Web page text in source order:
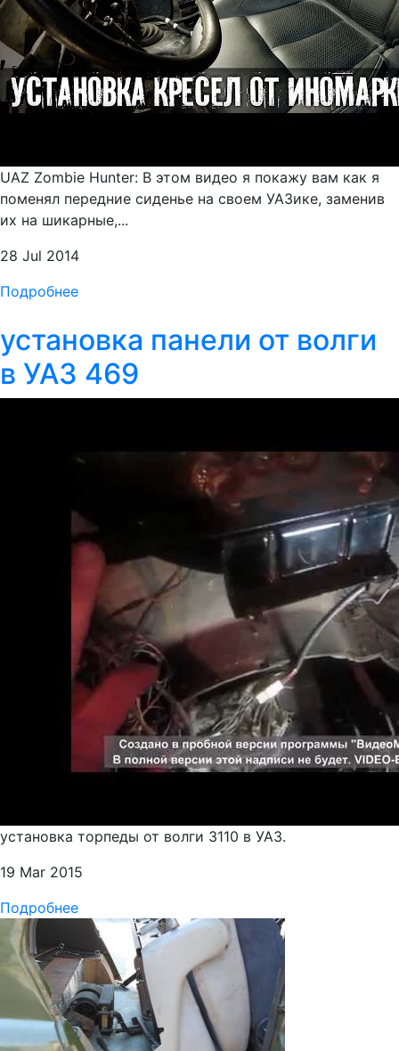
UAZ Zombie Hunter: В этом видео я покажу вам как я
поменял передние сиденье на своем УАЗике, заменив
их на шикарные,...
28 Jul 2014
Подробнее
установка панели от волги
в УАЗ 469
установка торпеды от волги 3110 в УАЗ.
19 Mar 2015
Подробнее